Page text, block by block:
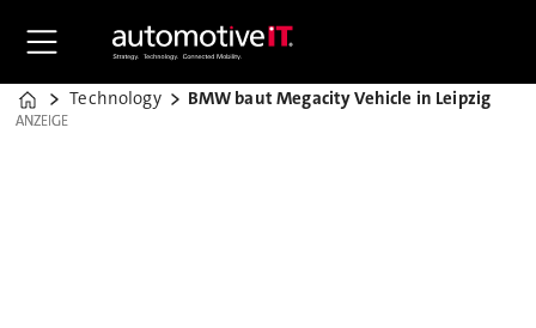
Home
Technology BMW baut Megacity Vehicle in Leipzig
ANZEIGE
ANZEIGE